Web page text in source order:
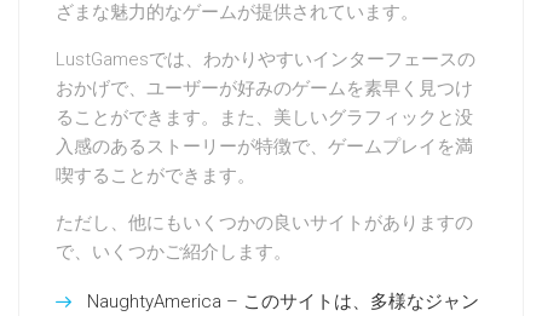
ざまな魅力的なゲームが提供されています。
LustGamesでは、わかりやすいインターフェースの
おかげで、ユーザーが好みのゲームを素早く見つけ
ることができます。また、美しいグラフィックと没
入感のあるストーリーが特徴で、ゲームプレイを満
喫することができます。
ただし、他にもいくつかの良いサイトがありますの
で、いくつかご紹介します。
NaughtyAmerica – このサイトは、多様なジャン